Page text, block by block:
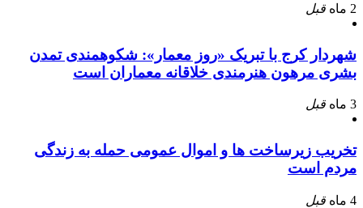
2 ماه قبل
شهردار کرج با تبریک «روز معمار»: شکوهمندی تمدن
بشری مرهون هنرمندی خلاقانه معماران است
3 ماه قبل
تخریب زیرساخت ها و اموال عمومی حمله به زندگی
مردم است
4 ماه قبل